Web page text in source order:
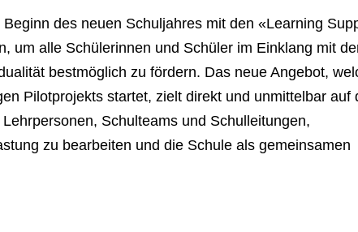
des neuen Schuljahres mit den «Learning
um alle Schülerinnen und Schüler im Einklang mit
bestmöglich zu fördern. Das neue Angebot,
Pilotprojekts startet, zielt direkt und unmittelbar auf
Schulteams und Schulleitungen,
zu bearbeiten und die Schule als gemeinsamen